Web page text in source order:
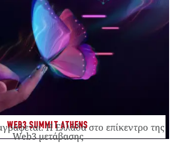
WEB3 SUMMIT ATHENS
Η Ελλάδα στο επίκεντρο της
Web3 μετάβασης